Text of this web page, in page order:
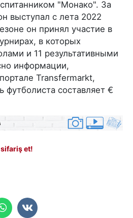
"Монако". За
выступал с лета 2022
он принял участие в
в которых
и 11 результативными
информации,
Transfermarkt,
футболиста составляет €
et!